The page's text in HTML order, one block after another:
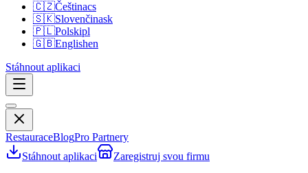
🇨🇿Češtinacs
🇸🇰Slovenčinask
🇵🇱Polskipl
🇬🇧Englishen
Stáhnout aplikaci
RestauraceBlogPro Partnery
Stáhnout aplikaci
Zaregistruj svou firmu